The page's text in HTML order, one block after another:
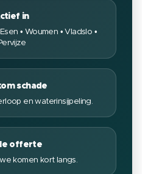
in
• Woumen • Vladslo •
schade
en waterinsijpeling.
offerte
komen kort langs.